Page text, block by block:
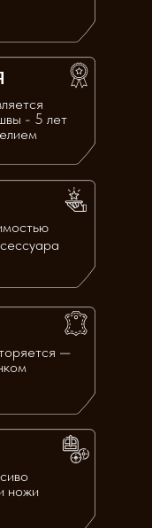
- 5 лет
—
ножи